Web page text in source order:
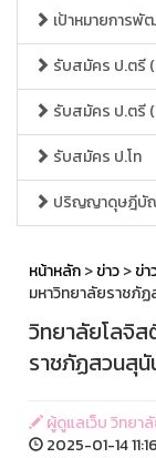
เป้าหมายการพั
รับสมัคร ป.ตรี
รับสมัคร ป.ตรี
รับสมัคร ป.โท
ปริญญาดุษฎีบั
หน้าหลัก>ข่าว>ข่
มหาวิทยาลัยราชภั
วิทยาลัยโลจิ
ราชภัฏสวนสุ
ผู้ดูแลเว็บ วิทยา
2025-01-14